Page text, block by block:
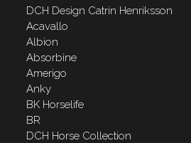
DCH Design Catrin Henriksson
Acavallo
Albion
Absorbine
Amerigo
Anky
BK Horselife
BR
DCH Horse Collection